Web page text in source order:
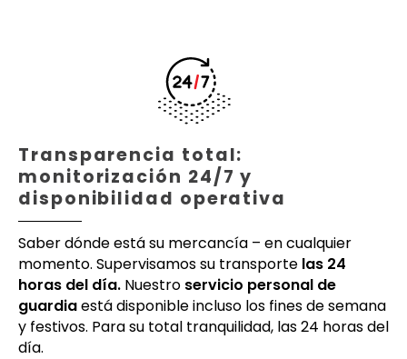
Transparencia total:
monitorización 24/7 y
disponibilidad operativa
Saber dónde está su mercancía – en cualquier
momento. Supervisamos su transporte las 24
horas del día. Nuestro servicio personal de
guardiaestá disponible incluso los fines de semana
y festivos. Para su total tranquilidad, las 24 horas del
día.